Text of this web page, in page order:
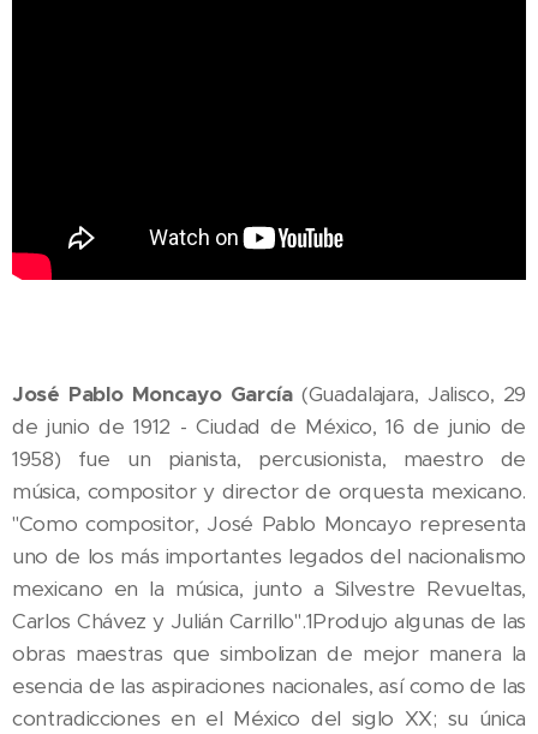
José Pablo Moncayo García(Guadalajara, Jalisco, 29
de junio de 1912 - Ciudad de México, 16 de junio de
1958) fue un pianista, percusionista, maestro de
música, compositor y director de orquesta mexicano.
"Como compositor, José Pablo Moncayo representa
uno de los más importantes legados del nacionalismo
mexicano en la música, junto a Silvestre Revueltas,
Carlos Chávez y Julián Carrillo".1​ Produjo algunas de las
obras maestras que simbolizan de mejor manera la
esencia de las aspiraciones nacionales, así como de las
contradicciones en el México del siglo XX; su única